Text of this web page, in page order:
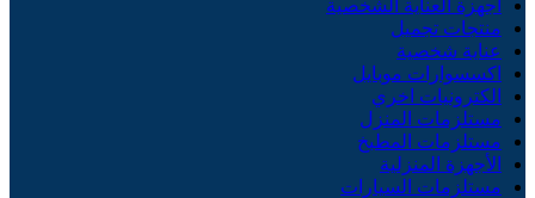
اجهزة العناية الشخصية
منتجات تجميل
عناية شخصية
اكسسوارات موبايل
الكترونيات اخري
مستلزمات المنزل
مستلزمات المطبخ
الأجهزة المنزلية
مستلزمات السيارات